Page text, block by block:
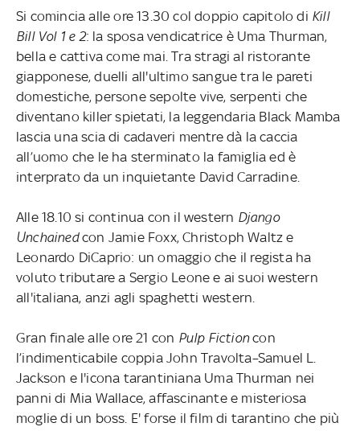
Si comincia alle ore 13.30 col doppio capitolo di Kill
Bill Vol 1 e 2: la sposa vendicatrice è Uma Thurman,
bella e cattiva come mai. Tra stragi al ristorante
giapponese, duelli all'ultimo sangue tra le pareti
domestiche, persone sepolte vive, serpenti che
diventano killer spietati, la leggendaria Black Mamba
lascia una scia di cadaveri mentre dà la caccia
all’uomo che le ha sterminato la famiglia ed è
interprato da un inquietante David Carradine.
Alle 18.10 si continua con il western Django
Unchainedcon Jamie Foxx, Christoph Waltz e
Leonardo DiCaprio: un omaggio che il regista ha
voluto tributare a Sergio Leone e ai suoi western
all'italiana, anzi agli spaghetti western.
Gran finale alle ore 21 con Pulp Fictioncon
l’indimenticabile coppia John Travolta–Samuel L.
Jackson e l'icona tarantiniana Uma Thurman nei
panni di Mia Wallace, affascinante e misteriosa
moglie di un boss. E' forse il film di tarantino che più